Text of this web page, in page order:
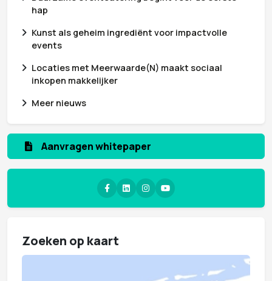
hap
Kunst als geheim ingrediënt voor impactvolle
events
Locaties met Meerwaarde(N) maakt sociaal
inkopen makkelijker
Meer nieuws
Aanmelden nieuwsbrief
Zoeken op kaart